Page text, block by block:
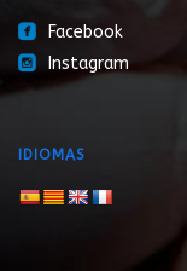
roundedfacebook Facebook
roundedinstagram Instagram
IDIOMAS